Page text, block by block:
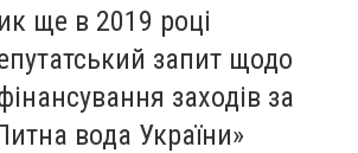
ще в 2019 році
запит щодо
заходів за
вода України»